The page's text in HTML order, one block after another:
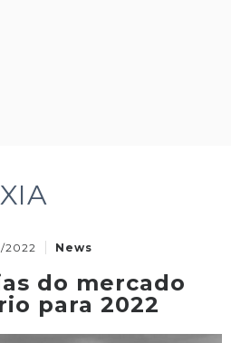
2022 News
do mercado
para 2022